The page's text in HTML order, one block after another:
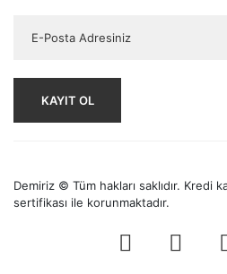
KAYIT OL
Demiriz © Tüm hakları saklıdır. Kredi
sertifikası ile korunmaktadır.